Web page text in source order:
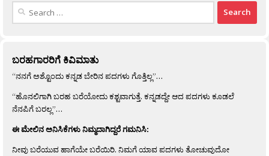
Search
ಬರಹಗಾರರಿಗೆ ಕಿವಿಮಾತು
“ನನಗೆ ಅಶ್ಟೊಂದು ಕನ್ನಡ ಬೇರಿನ ಪದಗಳು ಗೊತ್ತಿಲ್ಲ”…
“ಹೊನಲಿಗಾಗಿ ಬರಹ ಬರೆಯೋದು ಕಶ್ಟವಾಗುತ್ತೆ. ಕನ್ನಡದ್ದೇ ಆದ ಪದಗಳು ಕೂಡಲೆ
ನೆನಪಿಗೆ ಬರಲ್ಲ”…
ಈ ಮೇಲಿನ ಅನಿಸಿಕೆಗಳು ನಿಮ್ಮದಾಗಿದ್ದರೆ ಗಮನಿಸಿ:
ನೀವು ಬರೆಯುವ ಹಾಗೆಯೇ ಬರೆಯಿರಿ. ನಿಮಗೆ ಯಾವ ಪದಗಳು ತೋಚುವುದೋ